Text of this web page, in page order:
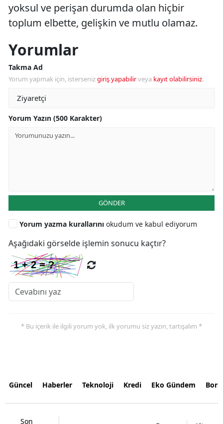
yoksul ve perişan durumda olan hiçbir
toplum elbette, gelişkin ve mutlu olamaz.
Yorumlar
Takma Ad
Yorum yapmak için, istersenizgiriş yapabilirveya kayıt olabilirsiniz.
Yorum Yazın (500 Karakter)
GÖNDER
Yorum yazma kurallarını okudum ve kabul ediyorum
Aşağıdaki görselde işlemin sonucu kaçtır?
* Bu içerik ile ilgili yorum yok, ilk yorumu siz yazın, tartışalım *
Güncel Haberler Teknoloji Kredi Eko Gündem
Son